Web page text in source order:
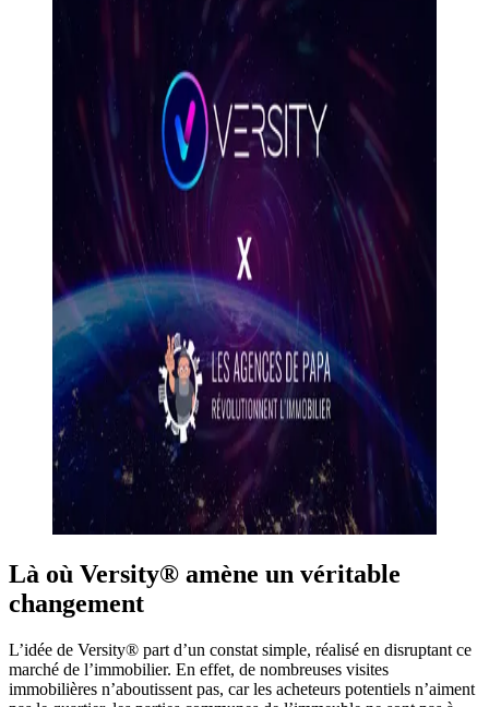
Là où Versity® amène un véritable
changement
L’idée de Versity® part d’un constat simple, réalisé en disruptant ce
marché de l’immobilier. En effet, de nombreuses visites
immobilières n’aboutissent pas, car les acheteurs potentiels n’aiment